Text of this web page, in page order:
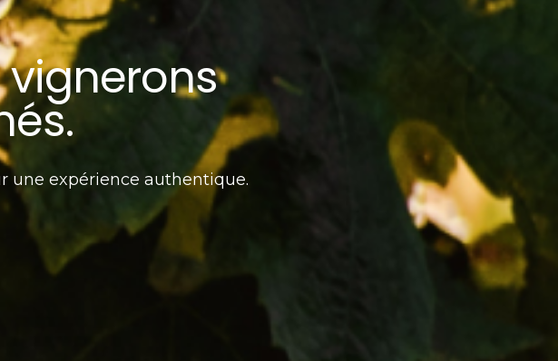
vignerons
une expérience authentique.